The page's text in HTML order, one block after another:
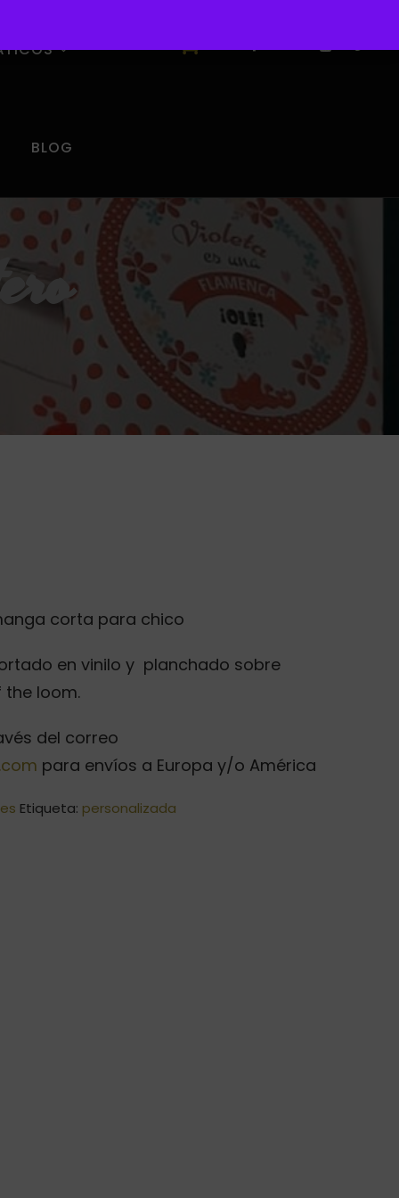
BLOG
corta para chico
en vinilo y planchado sobre
loom.
del correo
para envíos a Europa y/o América
Etiqueta: personalizada